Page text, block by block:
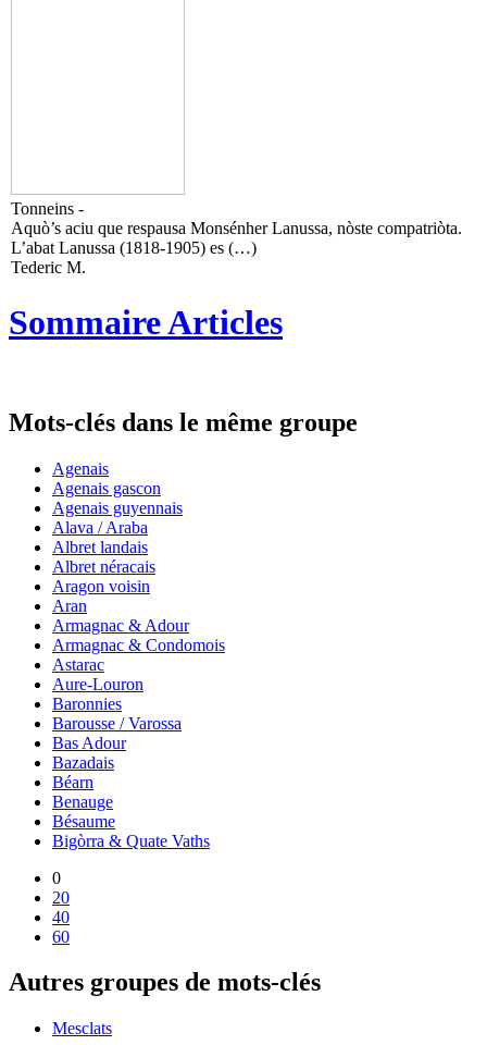
Tonneins -
Aquò’s aciu que respausa Monsénher Lanussa, nòste compatriòta.
L’abat Lanussa (1818-1905) es (…)
Tederic M.
Sommaire Articles
Mots-clés dans le même groupe
Agenais
Agenais gascon
Agenais guyennais
Alava / Araba
Albret landais
Albret néracais
Aragon voisin
Aran
Armagnac & Adour
Armagnac & Condomois
Astarac
Aure-Louron
Baronnies
Barousse / Varossa
Bas Adour
Bazadais
Béarn
Benauge
Bésaume
Bigòrra & Quate Vaths
0
20
40
60
Autres groupes de mots-clés
Mesclats